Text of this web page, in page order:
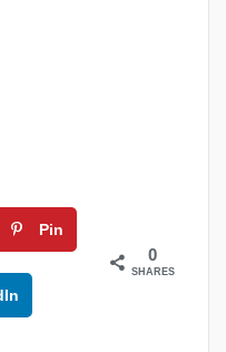
Pin
0
SHARES